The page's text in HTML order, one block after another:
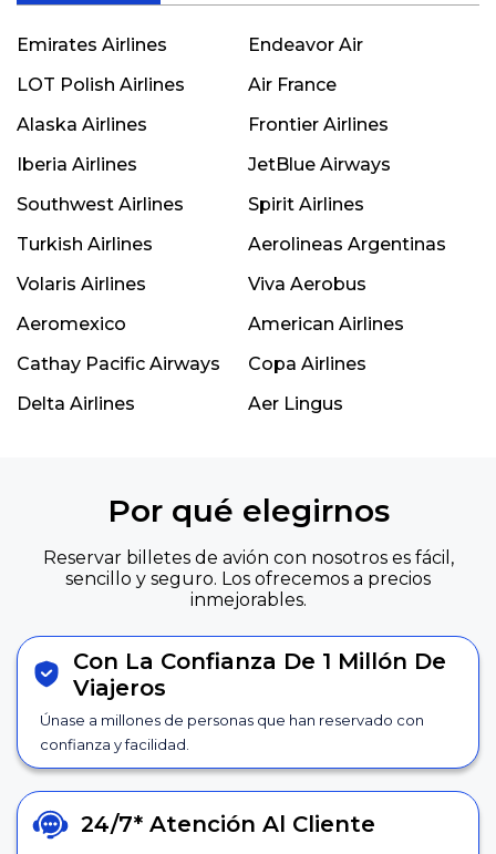
Emirates Airlines
Endeavor Air
LOT Polish Airlines
Air France
Alaska Airlines
Frontier Airlines
Iberia Airlines
JetBlue Airways
Southwest Airlines
Spirit Airlines
Turkish Airlines
Aerolineas Argentinas
Volaris Airlines
Viva Aerobus
Aeromexico
American Airlines
Cathay Pacific Airways
Copa Airlines
Delta Airlines
Aer Lingus
Por qué elegirnos
Reservar billetes de avión con nosotros es fácil,
sencillo y seguro. Los ofrecemos a precios
inmejorables.
Con La Confianza De 1 Millón De
Viajeros
Únase a millones de personas que han reservado con
confianza y facilidad.
24/7* Atención Al Cliente